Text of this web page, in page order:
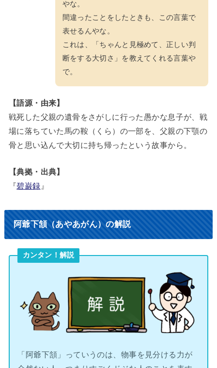
やな。
間違ったことをしたときも、この言葉で
表せるんやな。
これは、「ちゃんと見極めて、正しい判
断をする大切さ」を教えてくれる言葉や
で。
【語源・由来】
戦死した父親の遺骨をさがしに行った愚かな息子が、戦
場に落ちていた馬の鞍（くら）の一部を、父親の下顎の
骨と思い込んで大切に持ち帰ったという故事から。
【典拠・出典】
『碧巌録 』
阿爺下頷（あやあがん）の解説
カンタン！解説
「阿爺下頷」っていうのは、物事を見分ける力が